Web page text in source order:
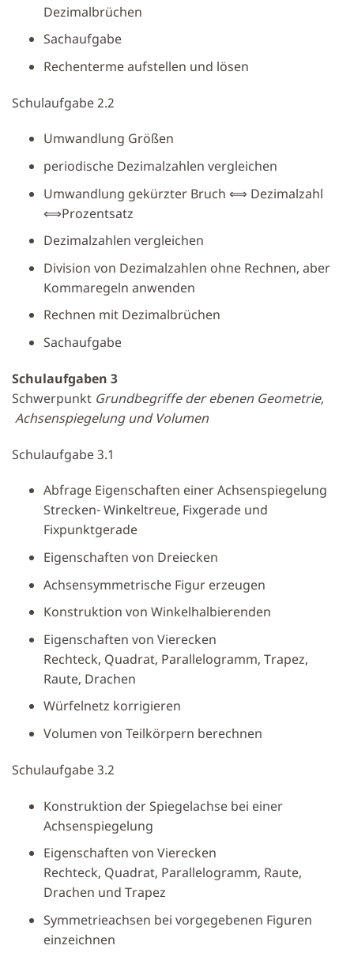
Dezimalbrüchen
Sachaufgabe
Rechenterme aufstellen und lösen
Schulaufgabe 2.2
Umwandlung Größen
periodische Dezimalzahlen vergleichen
Umwandlung gekürzter Bruch ⟺ Dezimalzahl
⟺Prozentsatz
Dezimalzahlen vergleichen
Division von Dezimalzahlen ohne Rechnen, aber
Kommaregeln anwenden
Rechnen mit Dezimalbrüchen
Sachaufgabe
Schulaufgaben 3
Schwerpunkt Grundbegriffe der ebenen Geometrie,
Achsenspiegelung und Volumen
Schulaufgabe 3.1
Abfrage Eigenschaften einer Achsenspiegelung
Strecken- Winkeltreue, Fixgerade und
Fixpunktgerade
Eigenschaften von Dreiecken
Achsensymmetrische Figur erzeugen
Konstruktion von Winkelhalbierenden
Eigenschaften von Vierecken
Rechteck, Quadrat, Parallelogramm, Trapez,
Raute, Drachen
Würfelnetz korrigieren
Volumen von Teilkörpern berechnen
Schulaufgabe 3.2
Konstruktion der Spiegelachse bei einer
Achsenspiegelung
Eigenschaften von Vierecken
Rechteck, Quadrat, Parallelogramm, Raute,
Drachen und Trapez
Symmetrieachsen bei vorgegebenen Figuren
einzeichnen